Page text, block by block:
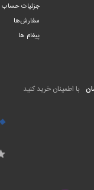
جزئیات حساب
سفارش‌ها
پیغام ها
با اطمینان خرید کنید